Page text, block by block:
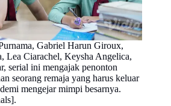
Gabriel Harun Giroux,
Lea Ciarachel, Keysha Angelica,
serial ini mengajak penonton
seorang remaja yang harus keluar
mengejar mimpi besarnya.